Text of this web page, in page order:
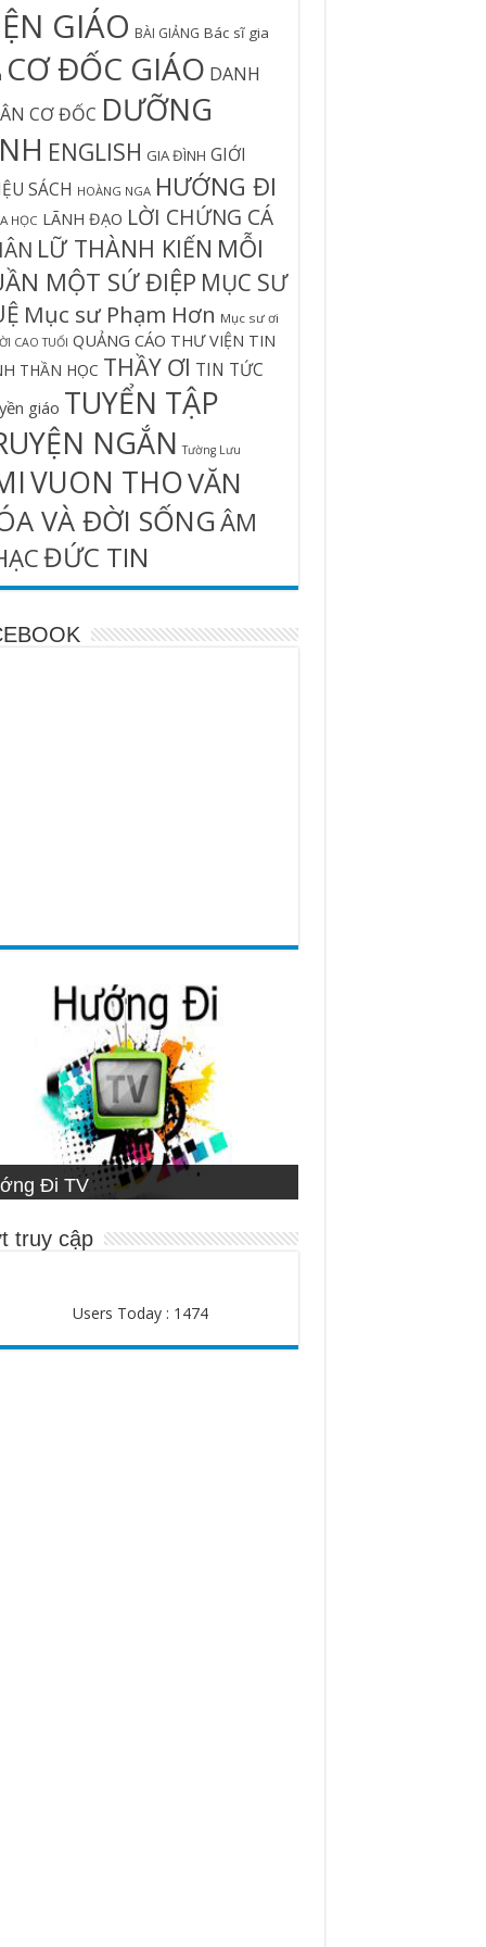
GIÁO BÀI GIẢNG Bác sĩ gia
CƠ ĐỐC GIÁO DANH
CƠ ĐỐC DƯỠNG
ENGLISH GIA ĐÌNH GIỚI
SÁCH HOÀNG NGA HƯỚNG ĐI
HỌC LÃNH ĐẠO LỜI CHỨNG CÁ
LỮ THÀNH KIẾN MỖI
MỘT SỨ ĐIỆP MỤC SƯ
Mục sư Phạm Hơn Mục sư ơi
CAO TUỔI QUẢNG CÁO THƯ VIỆN TIN
THẦN HỌC THẦY ƠI TIN TỨC
giáo TUYỂN TẬP
NGẮN Tường Lưu
VUON THOVĂN
VÀ ĐỜI SỐNGÂM
ĐỨC TIN
Đi TV
Đạo
MISSIONARY
Chăn Bầy
truy cập
Users Today : 1474